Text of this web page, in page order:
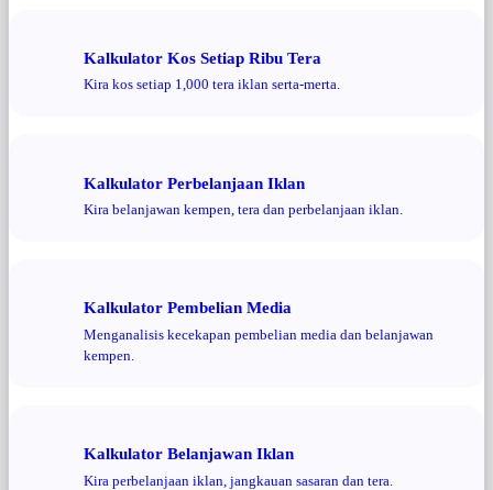
Kalkulator Kos Setiap Ribu Tera
Kira kos setiap 1,000 tera iklan serta-merta.
Kalkulator Perbelanjaan Iklan
Kira belanjawan kempen, tera dan perbelanjaan iklan.
Kalkulator Pembelian Media
Menganalisis kecekapan pembelian media dan belanjawan
kempen.
Kalkulator Belanjawan Iklan
Kira perbelanjaan iklan, jangkauan sasaran dan tera.